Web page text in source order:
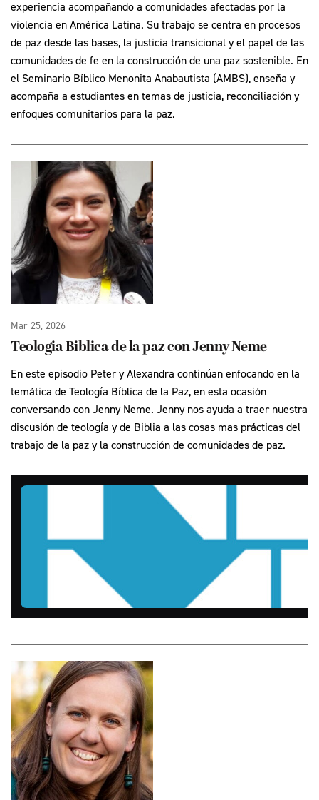
experiencia acompañando a comunidades afectadas por la
violencia en América Latina. Su trabajo se centra en procesos
de paz desde las bases, la justicia transicional y el papel de las
comunidades de fe en la construcción de una paz sostenible. En
el Seminario Bíblico Menonita Anabautista (AMBS), enseña y
acompaña a estudiantes en temas de justicia, reconciliación y
enfoques comunitarios para la paz.
Mar 25, 2026
Teologia Biblica de la paz con Jenny Neme
En este episodio Peter y Alexandra continúan enfocando en la
temática de Teología Bíblica de la Paz, en esta ocasión
conversando con Jenny Neme. Jenny nos ayuda a traer nuestra
discusión de teología y de Biblia a las cosas mas prácticas del
trabajo de la paz y la construcción de comunidades de paz.